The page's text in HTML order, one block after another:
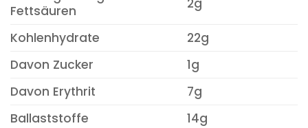
Fettsäuren
2g
Kohlenhydrate
22g
Davon Zucker
1g
Davon Erythrit
7g
Ballaststoffe
14g